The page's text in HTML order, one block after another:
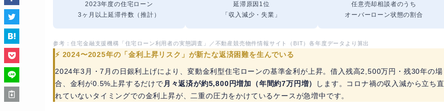
2023年度の住宅ローン
3ヶ月以上延滞件数（推計）
延滞原因1位
「収入減少・失業」
任意売却相談者のうち
オーバーローン状態の割合
参考：住宅金融支援機構「住宅ローン利用者の実態調査」／不動産競売物件情報サイト（BIT）各年度データより算出
⚡ 2024〜2025年の「金利上昇リスク」が新たな返済困難を生んでいる
2024年3月・7月の日銀利上げにより、変動金利型住宅ローンの基準金利が上昇。借入残高2,500万円・残30年の場
合、金利が0.5%上昇するだけで 月々返済が約5,800円増加（年間約7万円増）
します。コロナ禍の収入減から立ち直
れていないタイミングでの金利上昇が、二重の圧力をかけているケースが急増中です。